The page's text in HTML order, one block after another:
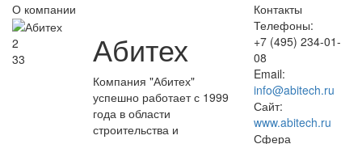
О компании
2
33
Абитех
Компания "Абитех"
успешно работает с 1999
года в области
строительства и
Контакты
Телефоны:
+7 (495) 234-01-
08
Email:
info@abitech.ru
Сайт:
www.abitech.ru
Сфера